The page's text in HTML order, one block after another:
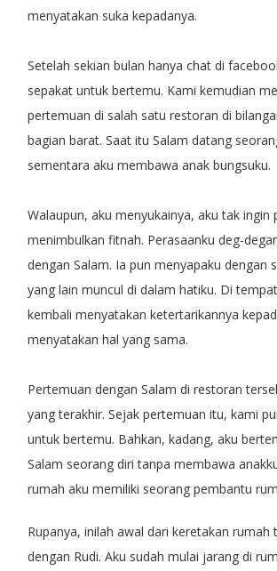
menyatakan suka kepadanya.
Setelah sekian bulan hanya chat di
sepakat untuk bertemu. Kami kemudian
pertemuan di salah satu restoran di
bagian barat. Saat itu Salam datang
sementara aku membawa anak bungsuku.
Walaupun, aku menyukainya, aku tak ingin
menimbulkan fitnah. Perasaanku deg-
dengan Salam. Ia pun menyapaku dengan
yang lain muncul di dalam hatiku. Di
kembali menyatakan ketertarikannya
menyatakan hal yang sama.
Pertemuan dengan Salam di restoran
yang terakhir. Sejak pertemuan itu, kami
untuk bertemu. Bahkan, kadang, aku
Salam seorang diri tanpa membawa
rumah aku memiliki seorang pembantu
Rupanya, inilah awal dari keretakan rumah
dengan Rudi. Aku sudah mulai jarang di